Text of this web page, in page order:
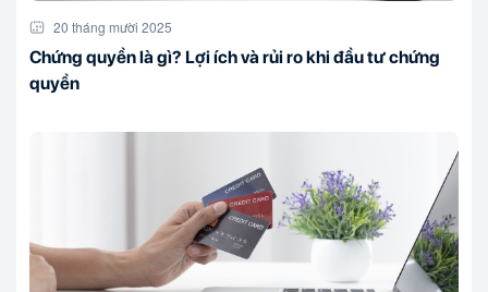
20 tháng mười 2025
Chứng quyền là gì? Lợi ích và rủi ro khi đầu tư chứng
quyền